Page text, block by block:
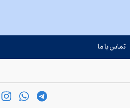
تماس با ما